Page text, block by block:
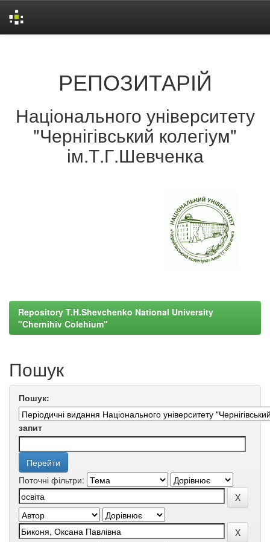
РЕПОЗИТАРІЙ
Національного університету
"Чернігівський колегіум"
ім.Т.Г.Шевченка
Repository T.H.Shevchenko National University
"Chernihiv Colehium"
Пошук
Пошук:
запит
Поточні фільтри: